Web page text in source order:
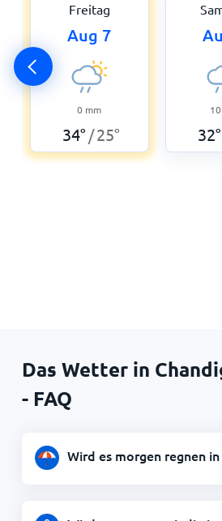
Freitag
Aug 7
0 mm
34° /25°
10
32°
Das Wetter in
- FAQ
Wird es morgen regnen